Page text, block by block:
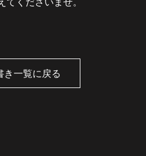
き一覧に戻る